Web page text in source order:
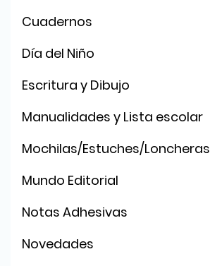
Cuadernos
Día del Niño
Escritura y Dibujo
Manualidades y Lista escolar
Mochilas/Estuches/Loncheras
Mundo Editorial
Notas Adhesivas
Novedades